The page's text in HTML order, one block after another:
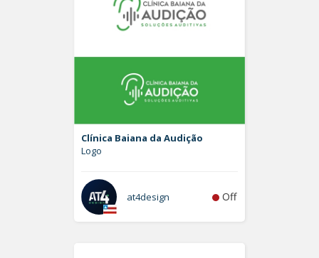
Clínica Baiana da Audição
Logo
at4design Off